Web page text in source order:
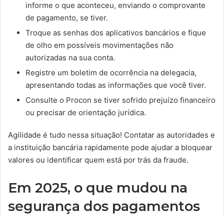
informe o que aconteceu, enviando o comprovante
de pagamento, se tiver.
Troque as senhas dos aplicativos bancários e fique
de olho em possíveis movimentações não
autorizadas na sua conta.
Registre um boletim de ocorrência na delegacia,
apresentando todas as informações que você tiver.
Consulte o Procon se tiver sofrido prejuízo financeiro
ou precisar de orientação jurídica.
Agilidade é tudo nessa situação! Contatar as autoridades e
a instituição bancária rapidamente pode ajudar a bloquear
valores ou identificar quem está por trás da fraude.
Em 2025, o que mudou na
segurança dos pagamentos